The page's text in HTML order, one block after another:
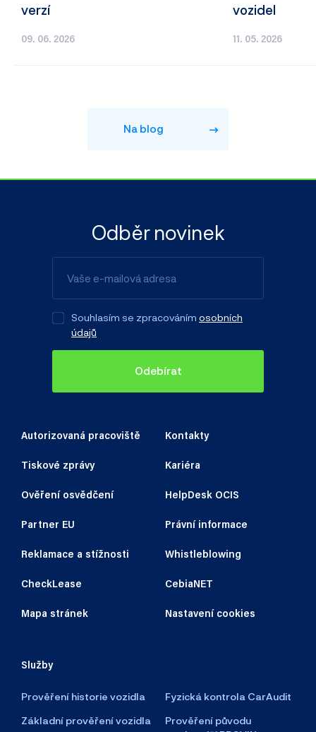
09. 06. 2026
verzí
11. 05. 2026
vozidel
Na blog
Autorizovaná pracoviště Kontakty
Tiskové zprávy Kariéra
Ověření osvědčení HelpDesk OCIS
Partner EU Právní informace
Reklamace a stížnosti Whistleblowing
CheckLease CebiaNET
Mapa stránek Nastavení cookies
Služby
Prověření historie vozidla
Fyzická kontrola CarAudit
Základní prověření vozidla
Prověření původu
Odběr novinek
Souhlasím se zpracováním osobních
údajů
Odebírat